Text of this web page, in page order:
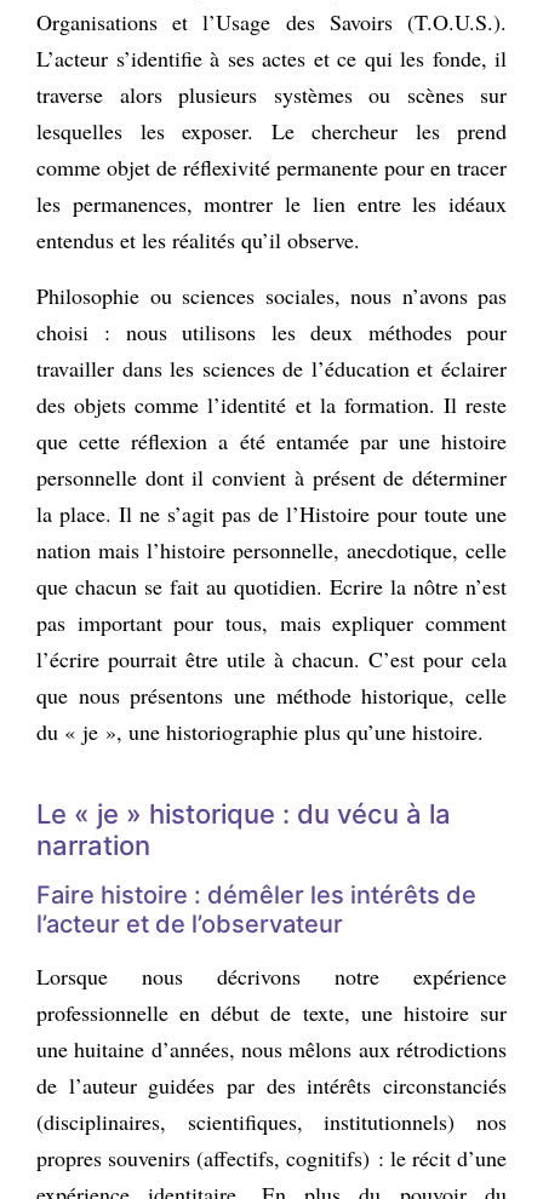
Organisations et l’Usage des Savoirs (T.O.U.S.).
L’acteur s’identifie à ses actes et ce qui les fonde, il
traverse alors plusieurs systèmes ou scènes sur
lesquelles les exposer. Le chercheur les prend
comme objet de réflexivité permanente pour en tracer
les permanences, montrer le lien entre les idéaux
entendus et les réalités qu’il observe.
Philosophie ou sciences sociales, nous n’avons pas
choisi : nous utilisons les deux méthodes pour
travailler dans les sciences de l’éducation et éclairer
des objets comme l’identité et la formation. Il reste
que cette réflexion a été entamée par une histoire
personnelle dont il convient à présent de déterminer
la place. Il ne s’agit pas de l’Histoire pour toute une
nation mais l’histoire personnelle, anecdotique, celle
que chacun se fait au quotidien. Ecrire la nôtre n’est
pas important pour tous, mais expliquer comment
l’écrire pourrait être utile à chacun. C’est pour cela
que nous présentons une méthode historique, celle
du « je », une historiographie plus qu’une histoire.
Le « je » historique : du vécu à la
narration
Faire histoire : démêler les intérêts de
l’acteur et de l’observateur
Lorsque nous décrivons notre expérience
professionnelle en début de texte, une histoire sur
une huitaine d’années, nous mêlons aux rétrodictions
de l’auteur guidées par des intérêts circonstanciés
(disciplinaires, scientifiques, institutionnels) nos
propres souvenirs (affectifs, cognitifs) : le récit d’une